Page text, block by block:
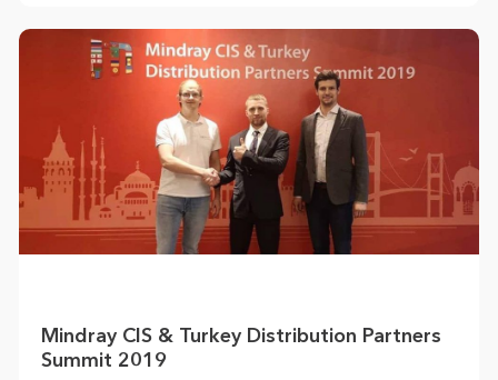
Mindray CIS & Turkey Distribution Partners
Summit 2019